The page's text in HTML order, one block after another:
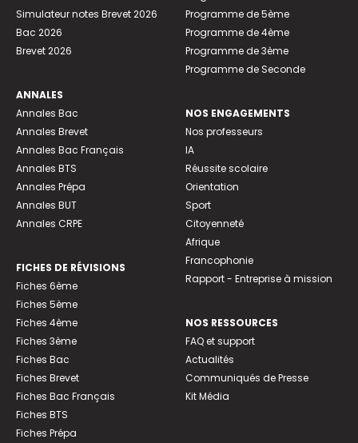
Simulateur notes Brevet 2026
Bac 2026
Brevet 2026
ANNALES
Annales Bac
Annales Brevet
Annales Bac Français
Annales BTS
Annales Prépa
Annales BUT
Annales CRPE
FICHES DE RÉVISIONS
Fiches 6ème
Fiches 5ème
Fiches 4ème
Fiches 3ème
Fiches Bac
Fiches Brevet
Fiches Bac Français
Fiches BTS
Fiches Prépa
Programme de 5ème
Programme de 4ème
Programme de 3ème
Programme de Seconde
NOS ENGAGEMENTS
Nos professeurs
IA
Réussite scolaire
Orientation
Sport
Citoyenneté
Afrique
Francophonie
Rapport - Entreprise à mission
NOS RESSOURCES
FAQ et support
Actualités
Communiqués de Presse
Kit Média